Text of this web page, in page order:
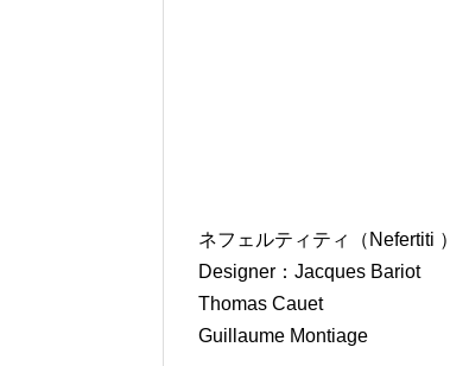
ネフェルティティ（Nefertiti ）
Designer：Jacques Bariot
Thomas Cauet
Guillaume Montiage